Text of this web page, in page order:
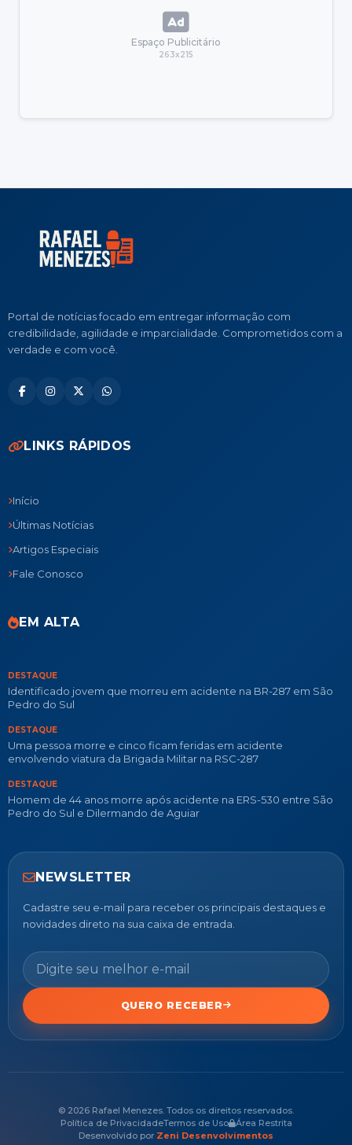
Espaço Publicitário
263x215
Portal de notícias focado em entregar informação com
credibilidade, agilidade e imparcialidade. Comprometidos com a
verdade e com você.
LINKS RÁPIDOS
Início
Últimas Notícias
Artigos Especiais
Fale Conosco
EM ALTA
DESTAQUE
Identificado jovem que morreu em acidente na BR-287 em São
Pedro do Sul
DESTAQUE
Uma pessoa morre e cinco ficam feridas em acidente
envolvendo viatura da Brigada Militar na RSC-287
DESTAQUE
Homem de 44 anos morre após acidente na ERS-530 entre São
Pedro do Sul e Dilermando de Aguiar
NEWSLETTER
Cadastre seu e-mail para receber os principais destaques e
novidades direto na sua caixa de entrada.
QUERO RECEBER
© 2026 Rafael Menezes. Todos os direitos reservados.
Política de PrivacidadeTermos de Uso
Área Restrita
Desenvolvido por Zeni Desenvolvimentos